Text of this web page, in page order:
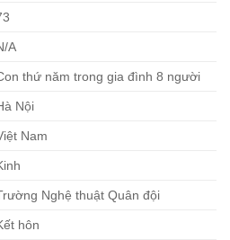
A
thứ năm trong gia đình 8 người
Nội
Nam
Nghệ thuật Quân đội
hôn